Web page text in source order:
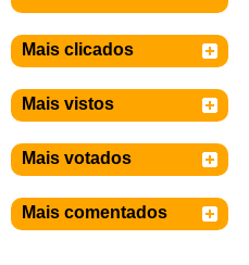
Mais clicados
Mais vistos
Mais votados
Mais comentados